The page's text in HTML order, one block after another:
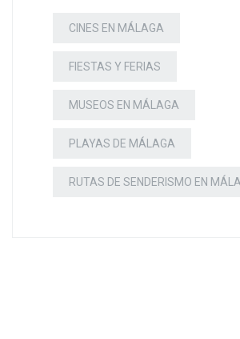
CINES EN MÁLAGA
FIESTAS Y FERIAS
MUSEOS EN MÁLAGA
PLAYAS DE MÁLAGA
RUTAS DE SENDERISMO EN